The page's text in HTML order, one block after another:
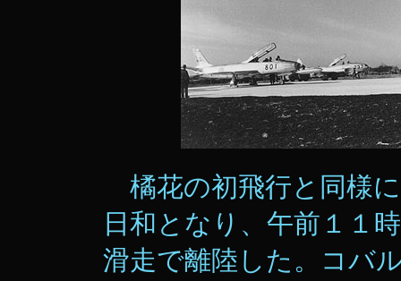
橘花の初飛行と同様
日和となり、午前１１
滑走で離陸した。コバ